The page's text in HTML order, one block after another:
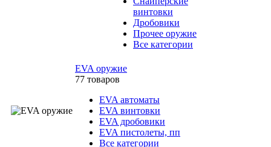
винтовки
Дробовики
Прочее оружие
Все категории
EVA оружие
77 товаров
EVA автоматы
EVA винтовки
EVA дробовики
EVA пистолеты, пп
Все категории